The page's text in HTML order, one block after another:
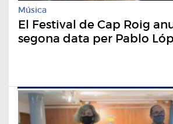
Música
El Festival de Cap Roig
segona data per Pablo